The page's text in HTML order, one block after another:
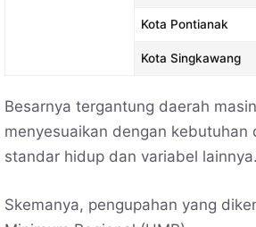
Kota Pontianak
Kota Singkawang
Besarnya tergantung daerah
menyesuaikan dengan kebutuhan
standar hidup dan variabel lainnya.
Skemanya, pengupahan yang